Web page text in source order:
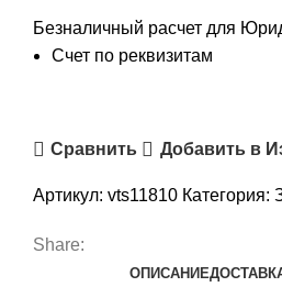
Безналичный расчет для
Счет по реквизитам
Сравнить Добавить в
Артикул: vts11810 Категория:
Share:
ОПИСАНИЕ